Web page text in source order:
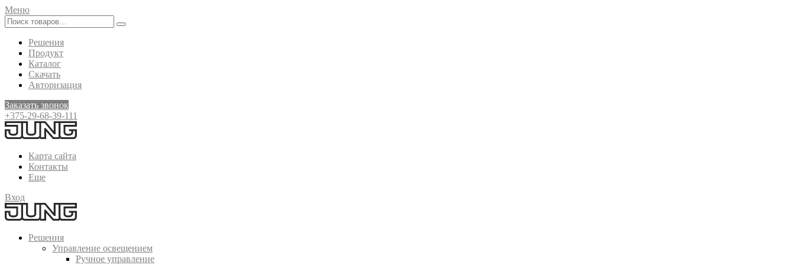
Меню
Решения
Продукт
Каталог
Скачать
Авторизация
Заказать звонок
+375-29-68-39-111
Карта сайта
Контакты
Еще
Вход
Решения
Управление освещением
Ручное управление